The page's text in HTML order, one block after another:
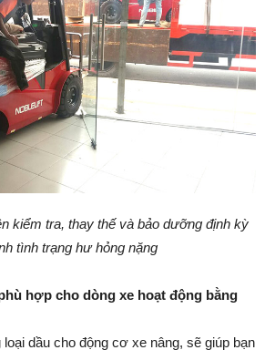
kiểm tra, thay thế và bảo dưỡng định kỳ
tình trạng hư hỏng nặng
hợp cho dòng xe hoạt động bằng
dầu cho động cơ xe nâng, sẽ giúp bạn